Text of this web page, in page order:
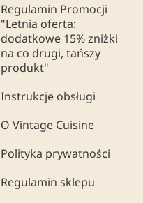
Regulamin Promocji
"Letnia oferta:
dodatkowe 15% zniżki
na co drugi, tańszy
produkt"
Instrukcje obsługi
O Vintage Cuisine
Polityka prywatności
Regulamin sklepu